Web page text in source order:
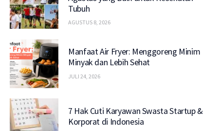
Tubuh
AGUSTUS 8, 2026
Manfaat Air Fryer: Menggoreng Minim
Minyak dan Lebih Sehat
JULI 24, 2026
7 Hak Cuti Karyawan Swasta Startup &
Korporat di Indonesia